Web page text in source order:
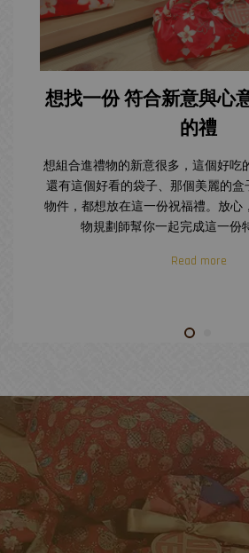
想找一份 符合新意與心
的禮
想組合進禮物的新意很多，這個好吃
還有這個好看的袋子、那個美麗的盒
物件，都想放在這一份祝福禮。放心
物規劃師幫你一起完成這一份
Read more